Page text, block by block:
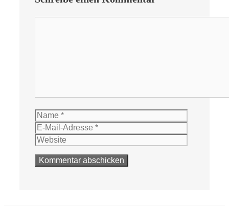
Name